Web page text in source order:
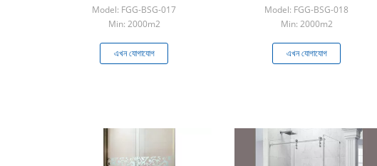
Model: FGG-BSG-017
Min: 2000m2
এখন যোগাযোগ
Model: FGG-BSG-018
Min: 2000m2
এখন যোগাযোগ